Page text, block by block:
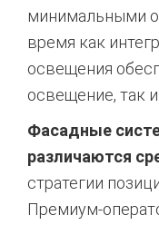
минимальными
время как
освещения
освещение, так
Фасадные
различаются
стратегии
Премиум-